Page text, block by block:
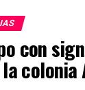
de
entre
mantiene sin
a
con
colonia